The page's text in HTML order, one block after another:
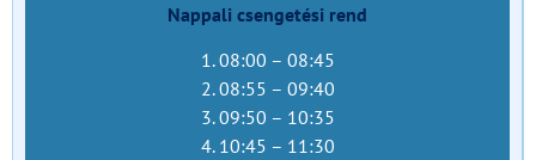
Nappali csengetési rend
1. 08:00 – 08:45
2. 08:55 – 09:40
3. 09:50 – 10:35
4. 10:45 – 11:30